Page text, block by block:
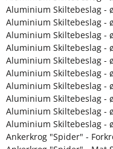
Aluminium Skiltebeslag -
Aluminium Skiltebeslag -
Aluminium Skiltebeslag -
Aluminium Skiltebeslag -
Aluminium Skiltebeslag -
Aluminium Skiltebeslag -
Aluminium Skiltebeslag -
Aluminium Skiltebeslag -
Aluminium Skiltebeslag -
Aluminium Skiltebeslag -
Ankerkrog "Spider" -